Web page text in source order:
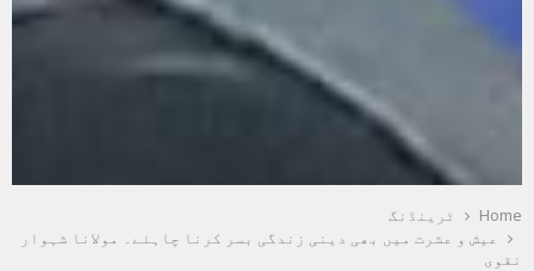
Home
ٹرینڈنگ
عیش و عشرت میں بھی دینی زندگی بسر کرنا چاہئے۔ مولانا شہوار
نقوی